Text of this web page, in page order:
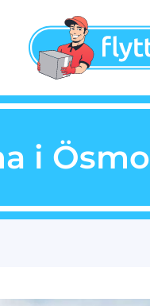
i Ösmo